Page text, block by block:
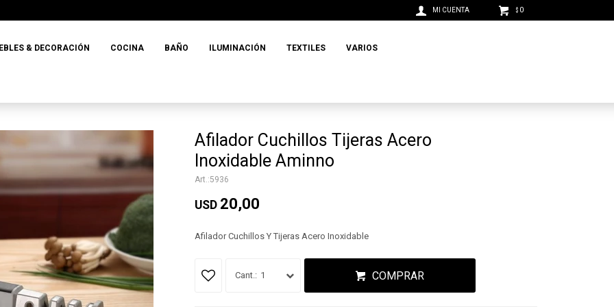
& DECORACIÓN COCINA BAÑO ILUMINACIÓN TEXTILES VARIOS
$ 0
Afilador Cuchillos Tijeras Acero
Inoxidable Aminno
5936
USD 20,00
Afilador Cuchillos Y Tijeras Acero Inoxidable
1 COMPRAR